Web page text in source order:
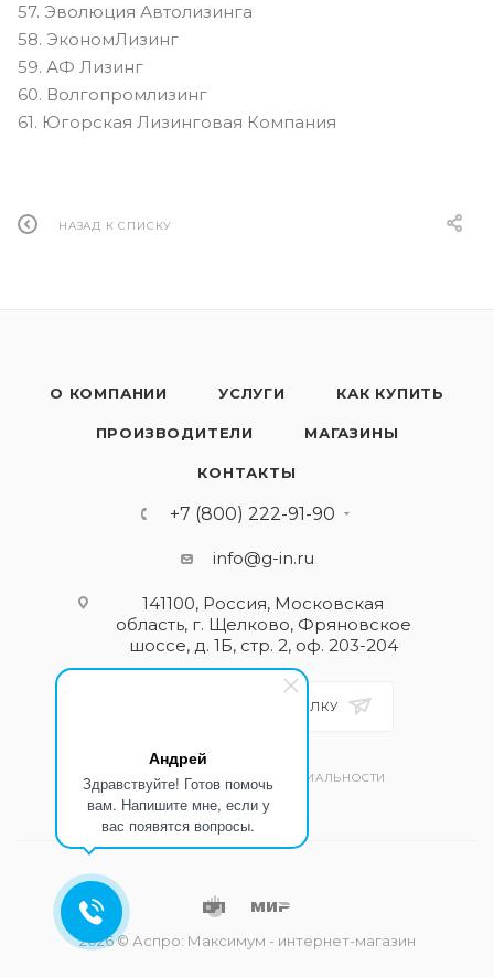
Андрей
Здравствуйте! Готов помочь
вам. Напишите мне, если у
вас появятся вопросы.
57. Эволюция Автолизинга
58. ЭкономЛизинг
59. АФ Лизинг
60. Волгопромлизинг
61. Югорская Лизинговая Компания
НАЗАД К СПИСКУ
О КОМПАНИИ УСЛУГИ КАК КУПИТЬ
ПРОИЗВОДИТЕЛИ МАГАЗИНЫ
КОНТАКТЫ
+7 (800) 222-91-90
info@g-in.ru
141100, Россия, Московская
область, г. Щелково, Фряновское
шоссе, д. 1Б, стр. 2, оф. 203-204
ПОДПИСАТЬСЯ НА РАССЫЛКУ
ПОЛИТИКА КОНФИДЕНЦИАЛЬНОСТИ
2026 © Аспро: Максимум - интернет-магазин